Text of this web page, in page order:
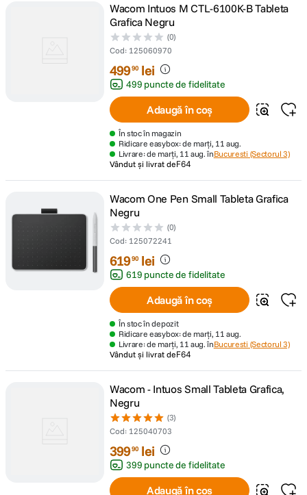
Wacom Intuos M CTL-6100K-B Tableta
Grafica Negru
(0)
Cod: 125060970
49990 lei
499 puncte de fidelitate
Adaugă în coș
În stoc în magazin
Ridicare easybox: de marți, 11 aug.
Livrare: de marți, 11 aug. înBucuresti (Sectorul 3)
Vândut și livrat deF64
Wacom One Pen Small Tableta Grafica
Negru
(0)
Cod: 125072241
61990 lei
619 puncte de fidelitate
Adaugă în coș
În stoc în depozit
Ridicare easybox: de marți, 11 aug.
Livrare: de marți, 11 aug. înBucuresti (Sectorul 3)
Vândut și livrat deF64
Wacom - Intuos Small Tableta Grafica,
Negru
(3)
Cod: 125040703
39990 lei
399 puncte de fidelitate
Adaugă în coș